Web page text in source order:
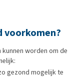
voorkomen?
worden om de
gezond mogelijk te